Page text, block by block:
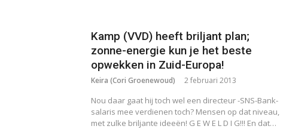
Kamp (VVD) heeft briljant plan;
zonne-energie kun je het beste
opwekken in Zuid-Europa!
Keira (Cori Groenewoud) 2 februari 2013
Nou daar gaat hij toch wel een directeur -SNS-Bank-
salaris mee verdienen toch? Mensen op dat niveau,
met zulke briljante ideeën! G E W E L D I G!!! En dat…